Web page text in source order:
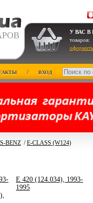
У ВАС В
товаров:
оформить
/ ВХОД
BENZ /E-CLASS (W124)
E 420 (124.034), 1993-
1995